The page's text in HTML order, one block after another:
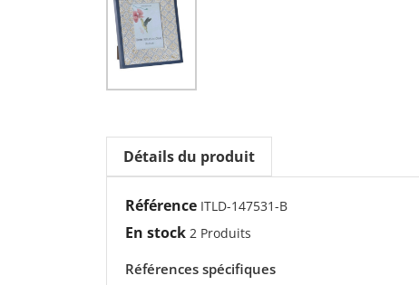
Détails du produit
Référence ITLD-147531-B
En stock 2 Produits
Références spécifiques